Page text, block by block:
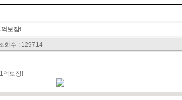
보장!
회수 : 129714
억보장!